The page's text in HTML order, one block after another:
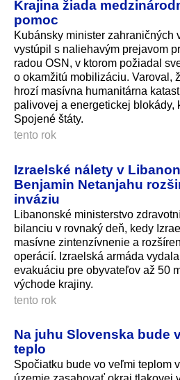
Krajina žiada
pomoc
Kubánsky minister zahraničných
vystúpil s naliehavým prejavom
radou OSN, v ktorom požiadal
o okamžitú mobilizáciu. Varoval,
hrozí masívna humanitárna
palivovej a energetickej blokády,
Spojené štáty.
tento rok
Izraelské nálety v
Benjamin Netanjahu
inváziu
Libanonské ministerstvo
bilanciu v rovnaký deň, kedy
masívne zintenzívnenie a
operácií. Izraelská armáda
evakuáciu pre obyvateľov až 50
východe krajiny.
tento rok
Na juhu Slovenska bude
teplo
Spočiatku bude vo veľmi teplom